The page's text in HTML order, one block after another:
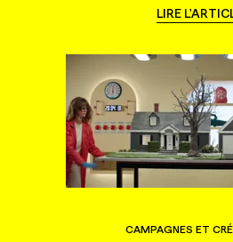
LIRE
CAMPAGNES ET